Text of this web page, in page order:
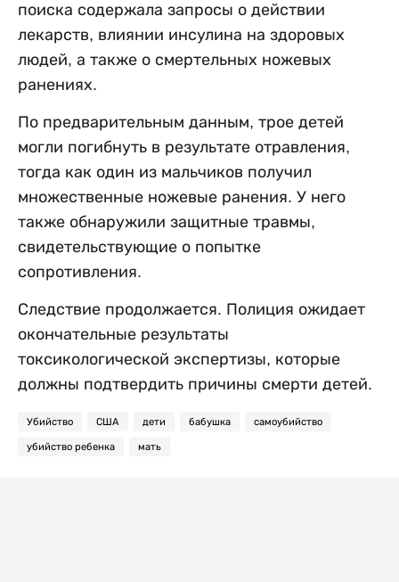
поиска содержала запросы о действии
лекарств, влиянии инсулина на здоровых
людей, а также о смертельных ножевых
ранениях.
По предварительным данным, трое детей
могли погибнуть в результате отравления,
тогда как один из мальчиков получил
множественные ножевые ранения. У него
также обнаружили защитные травмы,
свидетельствующие о попытке
сопротивления.
Следствие продолжается. Полиция ожидает
окончательные результаты
токсикологической экспертизы, которые
должны подтвердить причины смерти детей.
Убийство США дети бабушка самоубийство
убийство ребенка мать